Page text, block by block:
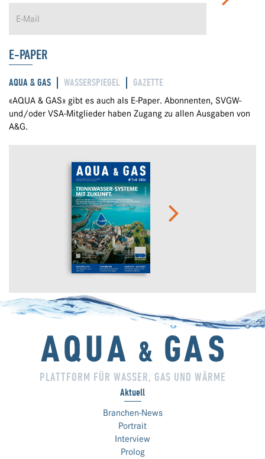
E-PAPER
AQUA & GAS WASSERSPIEGEL GAZETTE
«AQUA & GAS» gibt es auch als E-Paper. Abonnenten, SVGW-
und/oder VSA-Mitglieder haben Zugang zu allen Ausgaben von
A&G.
PLATTFORM FÜR WASSER, GAS UND WÄRME
Aktuell
Branchen-News
Portrait
Interview
Prolog